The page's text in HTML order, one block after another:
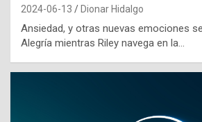
2024-06-13 Dionar Hidalgo
Ansiedad, y otras nuevas emociones
Alegría mientras Riley navega en la…